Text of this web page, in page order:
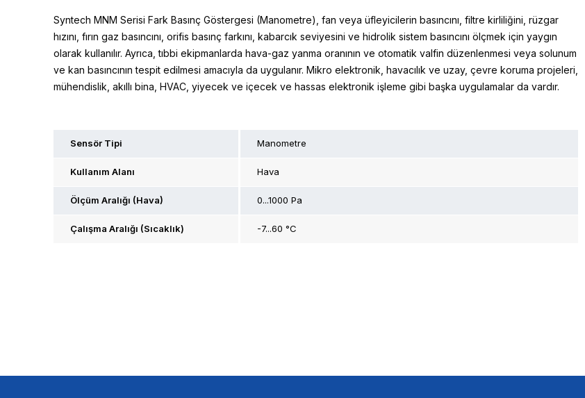
Syntech MNM Serisi Fark Basınç Göstergesi (Manometre), fan veya üfleyicilerin basıncını, filtre kirliliğini, rüzgar
hızını, fırın gaz basıncını, orifis basınç farkını, kabarcık seviyesini ve hidrolik sistem basıncını ölçmek için yaygın
olarak kullanılır. Ayrıca, tıbbi ekipmanlarda hava-gaz yanma oranının ve otomatik valfin düzenlenmesi veya solunum
ve kan basıncının tespit edilmesi amacıyla da uygulanır. Mikro elektronik, havacılık ve uzay, çevre koruma projeleri,
mühendislik, akıllı bina, HVAC, yiyecek ve içecek ve hassas elektronik işleme gibi başka uygulamalar da vardır.
Sensör Tipi Manometre
Kullanım Alanı Hava
Ölçüm Aralığı (Hava) 0...1000 Pa
Çalışma Aralığı (Sıcaklık) -7...60 °C